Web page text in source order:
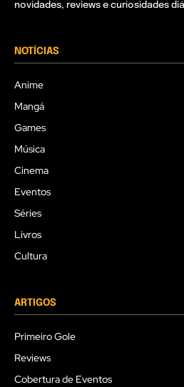
novidades, reviews e curiosidades
NOTÍCIAS
Anime
Mangá
Games
Música
Cinema
Eventos
Séries
Livros
Cultura
ARTIGOS
Primeiro Gole
Reviews
Cobertura de Eventos